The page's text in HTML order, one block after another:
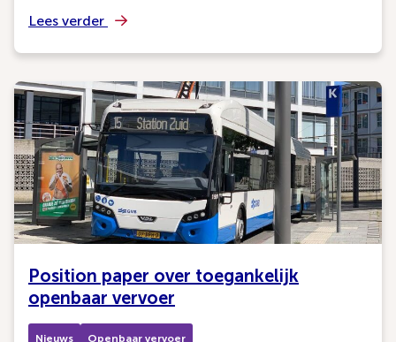
Lees verder
Position paper over toegankelijk
openbaar vervoer
Nieuws Openbaar vervoer